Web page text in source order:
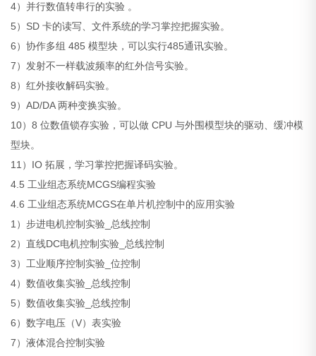
4）并行数值转串行的实验 。
5）SD 卡的读写、文件系统的学习掌控把握实验。
6）协作多组 485 模型块，可以实行485通讯实验。
7）发射不一样载波频率的红外信号实验。
8）红外接收解码实验。
9）AD/DA 两种变换实验。
10）8 位数值锁存实验，可以做 CPU 与外围模型块的驱动、缓冲模
型块。
11）IO 拓展，学习掌控把握译码实验。
4.5 工业组态系统MCGS编程实验
4.6 工业组态系统MCGS在单片机控制中的应用实验
1）步进电机控制实验_总线控制
2）直线DC电机控制实验_总线控制
3）工业顺序控制实验_位控制
4）数值收集实验_总线控制
5）数值收集实验_总线控制
6）数字电压（V）表实验
7）液体混合控制实验